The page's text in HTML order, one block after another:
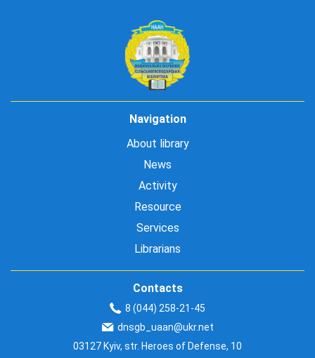
Navigation
About library
News
Activity
Resource
Services
Librarians
Contacts
8 (044) 258-21-45
dnsgb_uaan@ukr.net
03127 Kyiv, str. Heroes of Defense, 10